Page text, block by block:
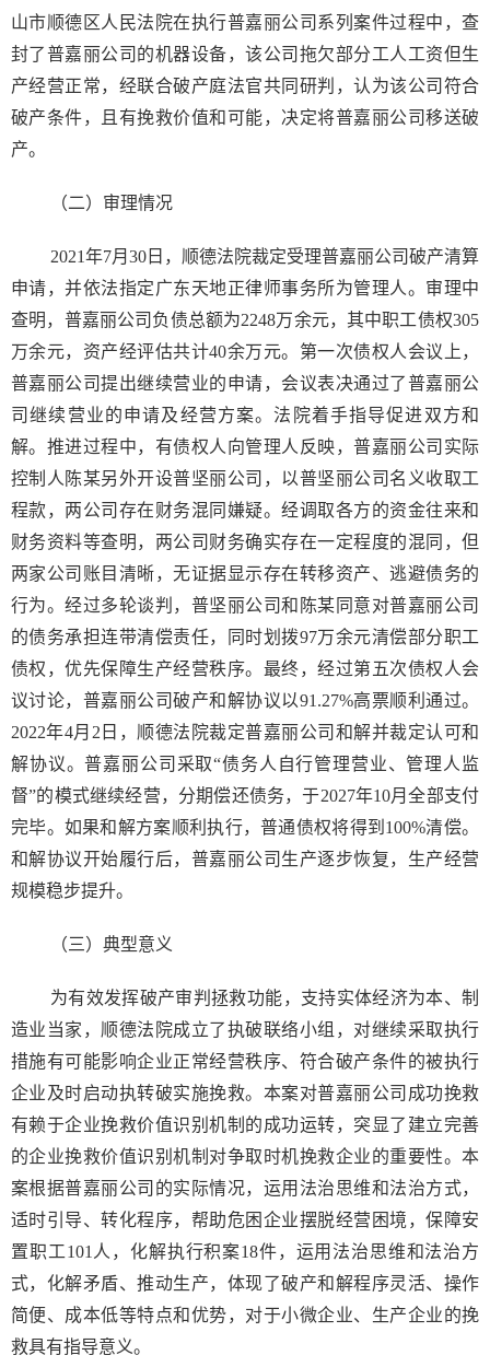
山市顺德区人民法院在执行普嘉丽公司系列案件过程中，查
封了普嘉丽公司的机器设备，该公司拖欠部分工人工资但生
产经营正常，经联合破产庭法官共同研判，认为该公司符合
破产条件，且有挽救价值和可能，决定将普嘉丽公司移送破
产。
（二）审理情况
2021年7月30日，顺德法院裁定受理普嘉丽公司破产清算
申请，并依法指定广东天地正律师事务所为管理人。审理中
查明，普嘉丽公司负债总额为2248万余元，其中职工债权305
万余元，资产经评估共计40余万元。第一次债权人会议上，
普嘉丽公司提出继续营业的申请，会议表决通过了普嘉丽公
司继续营业的申请及经营方案。法院着手指导促进双方和
解。推进过程中，有债权人向管理人反映，普嘉丽公司实际
控制人陈某另外开设普坚丽公司，以普坚丽公司名义收取工
程款，两公司存在财务混同嫌疑。经调取各方的资金往来和
财务资料等查明，两公司财务确实存在一定程度的混同，但
两家公司账目清晰，无证据显示存在转移资产、逃避债务的
行为。经过多轮谈判，普坚丽公司和陈某同意对普嘉丽公司
的债务承担连带清偿责任，同时划拨97万余元清偿部分职工
债权，优先保障生产经营秩序。最终，经过第五次债权人会
议讨论，普嘉丽公司破产和解协议以91.27%高票顺利通过。
2022年4月2日，顺德法院裁定普嘉丽公司和解并裁定认可和
解协议。普嘉丽公司采取“债务人自行管理营业、管理人监
督”的模式继续经营，分期偿还债务，于2027年10月全部支付
完毕。如果和解方案顺利执行，普通债权将得到100%清偿。
和解协议开始履行后，普嘉丽公司生产逐步恢复，生产经营
规模稳步提升。
（三）典型意义
为有效发挥破产审判拯救功能，支持实体经济为本、制
造业当家，顺德法院成立了执破联络小组，对继续采取执行
措施有可能影响企业正常经营秩序、符合破产条件的被执行
企业及时启动执转破实施挽救。本案对普嘉丽公司成功挽救
有赖于企业挽救价值识别机制的成功运转，突显了建立完善
的企业挽救价值识别机制对争取时机挽救企业的重要性。本
案根据普嘉丽公司的实际情况，运用法治思维和法治方式，
适时引导、转化程序，帮助危困企业摆脱经营困境，保障安
置职工101人，化解执行积案18件，运用法治思维和法治方
式，化解矛盾、推动生产，体现了破产和解程序灵活、操作
简便、成本低等特点和优势，对于小微企业、生产企业的挽
救具有指导意义。